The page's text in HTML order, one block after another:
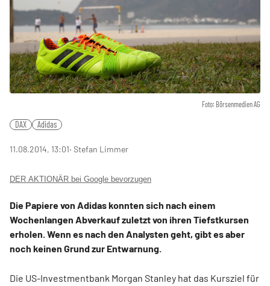
Foto: Börsenmedien AG
DAX Adidas
11.08.2014, 13:01‧ Stefan Limmer
DER AKTIONÄR bei Google bevorzugen
Die Papiere von Adidas konnten sich nach einem
Wochenlangen Abverkauf zuletzt von ihren Tiefstkursen
erholen. Wenn es nach den Analysten geht, gibt es aber
noch keinen Grund zur Entwarnung.
Die US-Investmentbank Morgan Stanley hat das Kursziel für